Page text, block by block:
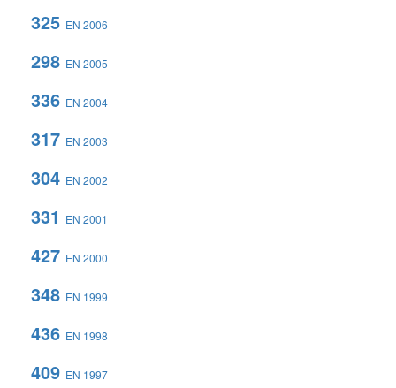
325 EN 2006
298 EN 2005
336 EN 2004
317 EN 2003
304 EN 2002
331 EN 2001
427 EN 2000
348 EN 1999
436 EN 1998
409 EN 1997